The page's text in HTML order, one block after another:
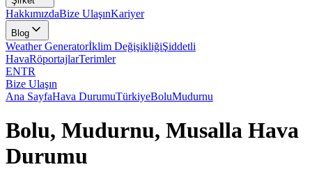
HakkımızdaBize UlaşınKariyer
Blog
Weather Generatorİklim DeğişikliğiŞiddetli
HavaRöportajlarTerimler
ENTR
Bize Ulaşın
Ana SayfaHava DurumuTürkiyeBoluMudurnu
Bolu, Mudurnu, Musalla Hava
Durumu